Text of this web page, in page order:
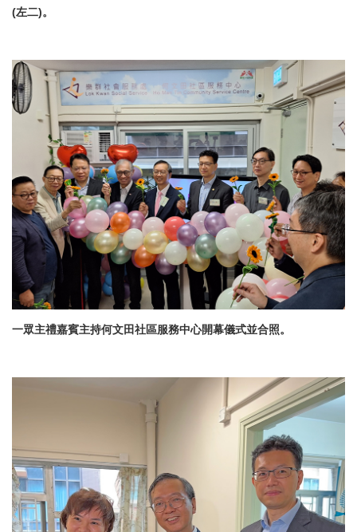
(左二)。
一眾主禮嘉賓主持何文田社區服務中心開幕儀式並合照。